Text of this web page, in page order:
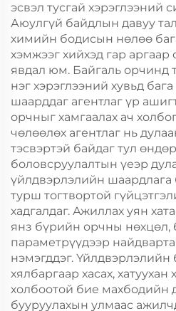
эсвэл тусгай хэрэглээний
Аюулгүй байдлын давуу
химийн бодисын нөлөө
хэмжээг хийхэд гар аргаар
явдал юм. Байгаль орчинд
нэг хэрэглээний хувьд
шаарддаг агентлаг үр
орчныг хамгаалах ач
чөлөөлөх агентлаг нь
тэсвэртэй байдаг тул
боловсруулалтын үеэр
үйлдвэрлэлийн шаардлага
турш тогтвортой
хадгалдаг. Ажиллах уян
янз бүрийн орчны нөхцөл,
параметрүүдээр
нэмэгддэг. Үйлдвэрлэлийн
хялбаргаар хасах, хатуухан
холбоотой бие махбодийн
бууруулахын улмаас